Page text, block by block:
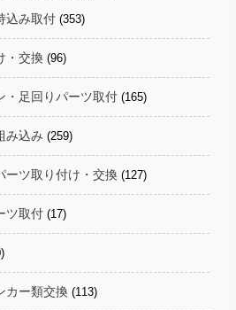
込み取付 (353)
・交換 (96)
・足回りパーツ取付 (165)
み込み (259)
ーツ取り付け・交換 (127)
ツ取付 (17)
カー類交換 (113)